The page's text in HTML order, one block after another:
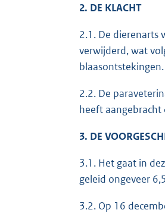
2. DE KLACHT
2.1. De dierenarts
verwijderd, wat
blaasontstekingen.
2.2. De
heeft aangebracht
3. DE
3.1. Het gaat in
geleid ongeveer
3.2. Op 16